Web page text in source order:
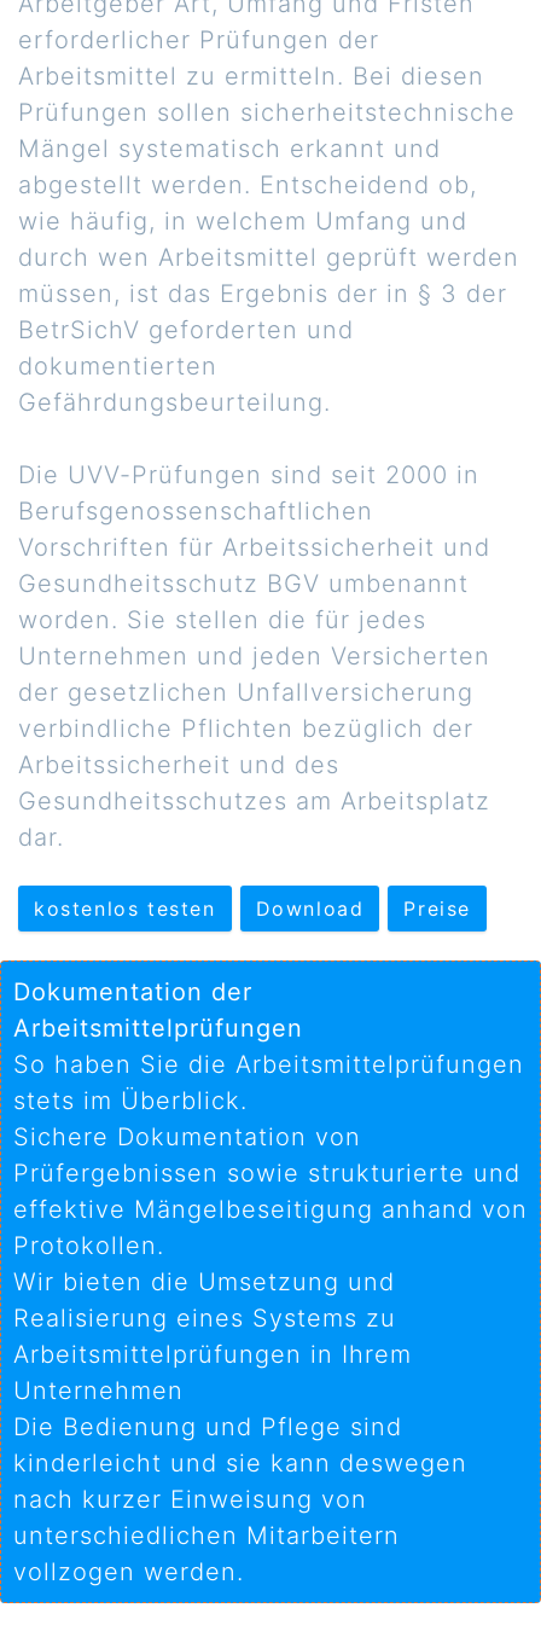
erforderlicher Prüfungen der
Arbeitsmittel zu ermitteln. Bei diesen
Prüfungen sollen sicherheitstechnische
Mängel systematisch erkannt und
abgestellt werden. Entscheidend ob,
wie häufig, in welchem Umfang und
durch wen Arbeitsmittel geprüft werden
müssen, ist das Ergebnis der in § 3 der
BetrSichV geforderten und
dokumentierten
Gefährdungsbeurteilung.
Die UVV-Prüfungen sind seit 2000 in
Berufsgenossenschaftlichen
Vorschriften für Arbeitssicherheit und
Gesundheitsschutz BGV umbenannt
worden. Sie stellen die für jedes
Unternehmen und jeden Versicherten
der gesetzlichen Unfallversicherung
verbindliche Pflichten bezüglich der
Arbeitssicherheit und des
Gesundheitsschutzes am Arbeitsplatz
dar.
kostenlos testen Download Preise
Dokumentation der
Arbeitsmittelprüfungen
So haben Sie die Arbeitsmittelprüfungen
stets im Überblick.
Sichere Dokumentation von
Prüfergebnissen sowie strukturierte und
effektive Mängelbeseitigung anhand von
Protokollen.
Wir bieten die Umsetzung und
Realisierung eines Systems zu
Arbeitsmittelprüfungen in Ihrem
Unternehmen
Die Bedienung und Pflege sind
kinderleicht und sie kann deswegen
nach kurzer Einweisung von
unterschiedlichen Mitarbeitern
vollzogen werden.